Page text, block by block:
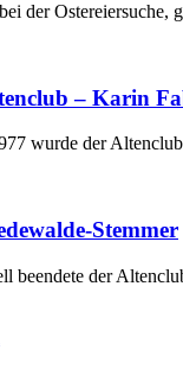
der Ostereiersuche,
– Karin
wurde der
Stemmer
der